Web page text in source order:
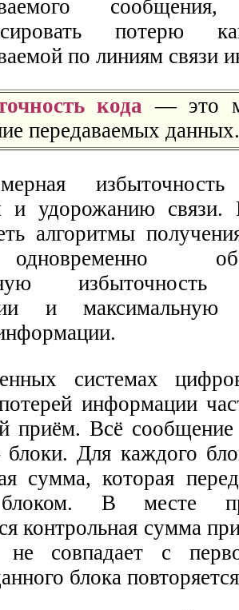
потерю
по линиям связи
кода — это
передаваемых данных.
и удорожанию связи.
алгоритмы
избыточность
и максимальную
системах
информации
приём. Всё сообщение
Для каждого
сумма, которая
В месте
контрольная сумма
совпадает с
блока